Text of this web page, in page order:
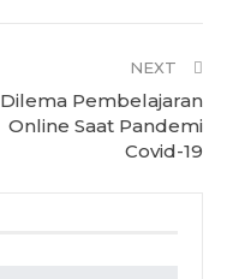
NEXT
Dilema Pembelajaran
Online Saat Pandemi
Covid-19